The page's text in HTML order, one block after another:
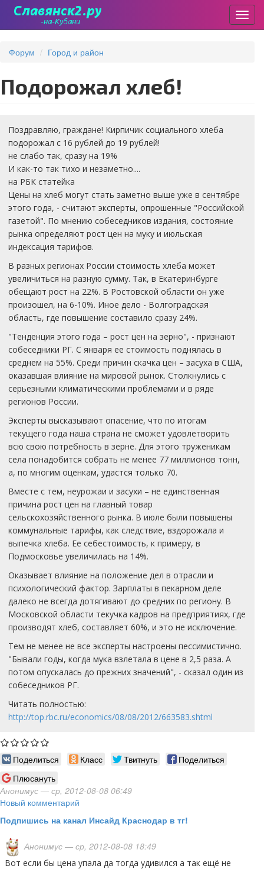
основному
Форум Город и район
Подорожал хлеб!
Поздравляю, граждане! Кирпичик социального хлеба
подорожал с 16 рублей до 19 рублей!
не слабо так, сразу на 19%
И как-то так тихо и незаметно....
на РБК статейка
Цены на хлеб могут стать заметно выше уже в сентябре
этого года, - считают эксперты, опрошенные "Российской
газетой". По мнению собеседников издания, состояние
рынка определяют рост цен на муку и июльская
индексация тарифов.
В разных регионах России стоимость хлеба может
увеличиться на разную сумму. Так, в Екатеринбурге
обещают рост на 22%. В Ростовской области он уже
произошел, на 6-10%. Иное дело - Волгоградская
область, где повышение составило сразу 24%.
"Тенденция этого года – рост цен на зерно", - признают
собеседники РГ. С января ее стоимость поднялась в
среднем на 55%. Среди причин скачка цен – засуха в США,
оказавшая влияние на мировой рынок. Столкнулись с
серьезными климатическими проблемами и в ряде
регионов России.
Эксперты высказывают опасение, что по итогам
текущего года наша страна не сможет удовлетворить
всю свою потребность в зерне. Для этого труженикам
села понадобится собрать не менее 77 миллионов тонн,
а, по многим оценкам, удастся только 70.
Вместе с тем, неурожаи и засухи – не единственная
причина рост цен на главный товар
сельскохозяйственного рынка. В июле были повышены
коммунальные тарифы, как следствие, вздорожала и
выпечка хлеба. Ее себестоимость, к примеру, в
Подмосковье увеличилась на 14%.
Оказывает влияние на положение дел в отрасли и
психологический фактор. Зарплаты в пекарном деле
далеко не всегда дотягивают до средних по региону. В
Московской области текучка кадров на предприятиях, где
производят хлеб, составляет 60%, и это не исключение.
Тем не менее не все эксперты настроены пессимистично.
"Бывали годы, когда мука взлетала в цене в 2,5 раза. А
потом опускалась до прежних значений", - сказал один из
собеседников РГ.
Читать полностью:
http://top.rbc.ru/economics/08/08/2012/663583.shtml
Поделиться Класс Твитнуть
Поделиться
Плюсануть
Анонимус — ср, 2012-08-08 06:49
Новый комментарий
Подпишись на канал Инсайд Краснодар в тг!
Анонимус — ср, 2012-08-08 18:49
Вот если бы цена упала да тогда удивился а так ещё не